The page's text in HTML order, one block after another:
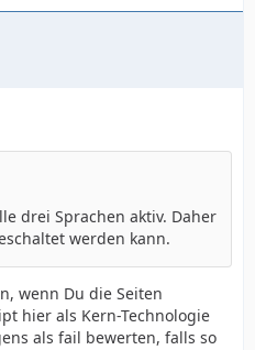
drei Sprachen aktiv. Daher
werden kann.
wenn Du die Seiten
hier als Kern-Technologie
als fail bewerten, falls so